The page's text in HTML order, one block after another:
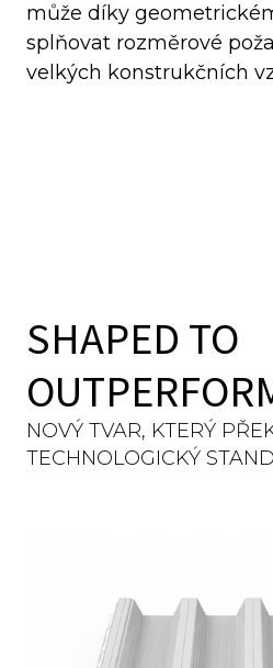
může díky
splňovat rozměrové
velkých konstrukčních
SHAPED TO
NOVÝ TVAR, KTERÝ
TECHNOLOGICKÝ